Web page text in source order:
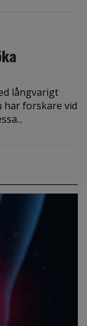
långvarigt
har forskare vid